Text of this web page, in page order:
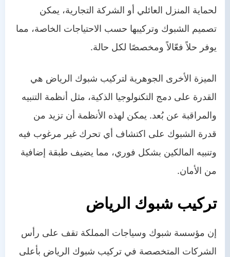
لحماية المنزل العائلي أو الشركة التجارية، يمكن
تصميم الشبوك وتركيبها حسب الاحتياجات الخاصة، مما
يوفر حلاً فعّالاً ومخصصًا لكل حالة.
الميزة الأخرى الجوهرية لتركيب شبوك الرياض هي
القدرة على دمج التكنولوجيا الذكية، مثل أنظمة التنبيه
والمراقبة عن بُعد. يمكن لهذه الأنظمة أن تزيد من
قدرة الشبوك على اكتشاف أي تحرك غير مرغوب فيه
وتنبيه المالكين بشكل فوري، مما يضيف طبقة إضافية
من الأمان.
تركيب شبوك الرياض
إن مؤسسة شبوك وسياجات المملكة تقف على رأس
الشركات المتخصصة في تركيب شبوك الرياض بأعلى